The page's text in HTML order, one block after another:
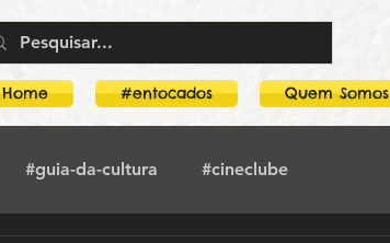
Home #entocados Quem Somos
#guia-da-cultura #cineclube